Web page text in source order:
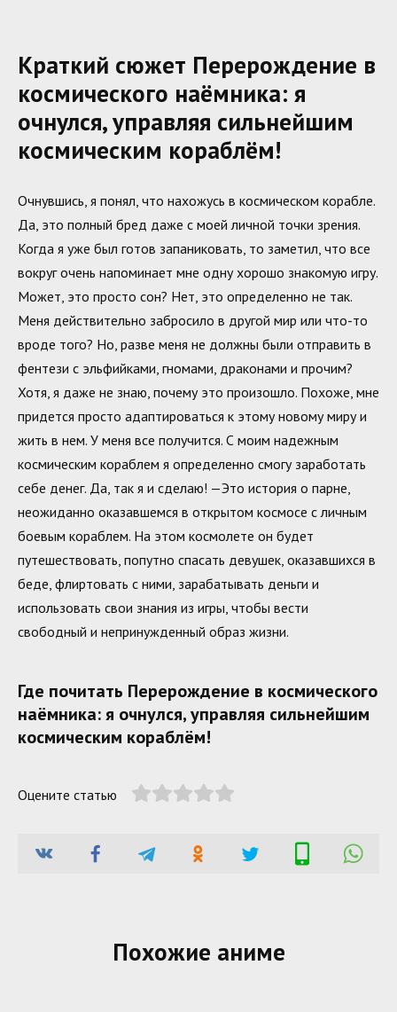
Краткий сюжет Перерождение в
космического наёмника: я
очнулся, управляя сильнейшим
космическим кораблём!
Очнувшись, я понял, что нахожусь в космическом корабле.
Да, это полный бред даже с моей личной точки зрения.
Когда я уже был готов запаниковать, то заметил, что все
вокруг очень напоминает мне одну хорошо знакомую игру.
Может, это просто сон? Нет, это определенно не так.
Меня действительно забросило в другой мир или что-то
вроде того? Но, разве меня не должны были отправить в
фентези с эльфийками, гномами, драконами и прочим?
Хотя, я даже не знаю, почему это произошло. Похоже, мне
придется просто адаптироваться к этому новому миру и
жить в нем. У меня все получится. С моим надежным
космическим кораблем я определенно смогу заработать
себе денег. Да, так я и сделаю! —Это история о парне,
неожиданно оказавшемся в открытом космосе с личным
боевым кораблем. На этом космолете он будет
путешествовать, попутно спасать девушек, оказавшихся в
беде, флиртовать с ними, зарабатывать деньги и
использовать свои знания из игры, чтобы вести
свободный и непринужденный образ жизни.
Где почитать Перерождение в космического
наёмника: я очнулся, управляя сильнейшим
космическим кораблём!
Оцените статью
Похожие аниме